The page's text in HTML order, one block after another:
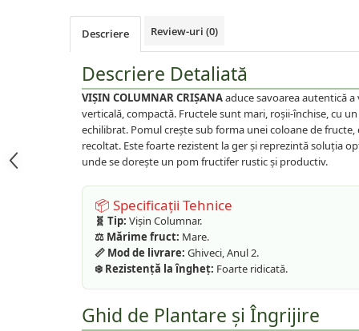
Descriere Review-uri (0)
Descriere Detaliată
VIȘIN COLUMNAR CRIȘANAaduce savoarea autentică
verticală, compactă. Fructele sunt mari, roșii-închise, cu
echilibrat. Pomul crește sub forma unei coloane de fructe,
recoltat. Este foarte rezistent la ger și reprezintă soluția
unde se dorește un pom fructifer rustic și productiv.
📦 Specificații Tehnice
🧬 Tip: Vișin Columnar.
⚖️ Mărime fruct: Mare.
📏 Mod de livrare: Ghiveci, Anul 2.
❄️ Rezistență la îngheț: Foarte ridicată.
Ghid de Plantare și Îngrijire